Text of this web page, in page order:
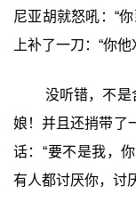
尼亚胡就怒吼：“
上补了一刀：“你
没听错，不是
娘！并且还捎带了
话：“要不是我，
有人都讨厌你，讨